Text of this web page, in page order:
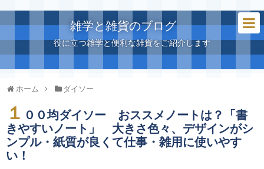
雑学と雑貨のブログ
役に立つ雑学と便利な雑貨をご紹介します
ホーム ダイソー
１ ００均ダイソー おススメノートは？「書
きやすいノート」 大きさ色々、デザインがシ
ンプル・紙質が良くて仕事・雑用に使いやす
い！